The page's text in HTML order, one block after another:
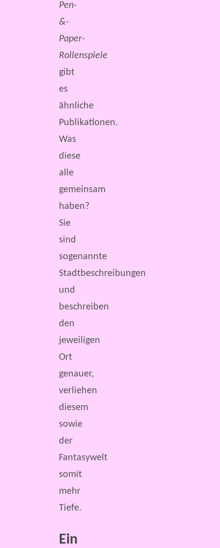
Pen-
&-
Paper-
Rollenspiele
gibt
es
ähnliche
Publikationen.
Was
diese
alle
gemeinsam
haben?
Sie
sind
sogenannte
Stadtbeschreibungen
und
beschreiben
den
jeweiligen
Ort
genauer,
verliehen
diesem
sowie
der
Fantasywelt
somit
mehr
Tiefe.
Ein